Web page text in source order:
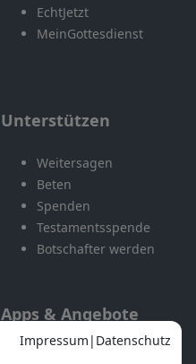
EchtJetzt
MeinGottesdienst
Unterstützen
Weitersagen
Beten
Spenden
Testamentsspende
Botschafter werden
Apps & Angebote